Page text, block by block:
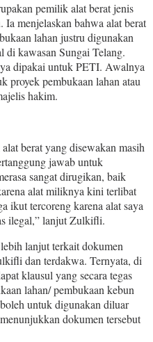
pemilik alat berat jenis
Ia menjelaskan bahwa alat berat
lahan justru digunakan
di kawasan Sungai Telang.
dipakai untuk PETI. Awalnya
proyek pembukaan lahan atau
hakim.
berat yang disewakan masih
jawab untuk
sangat dirugikan, baik
alat miliknya kini terlibat
ikut tercoreng karena alat saya
ilegal,” lanjut Zulkifli.
lanjut terkait dokumen
dan terdakwa. Ternyata, di
klausul yang secara tegas
lahan/ pembukaan kebun
untuk digunakan diluar
dokumen tersebut